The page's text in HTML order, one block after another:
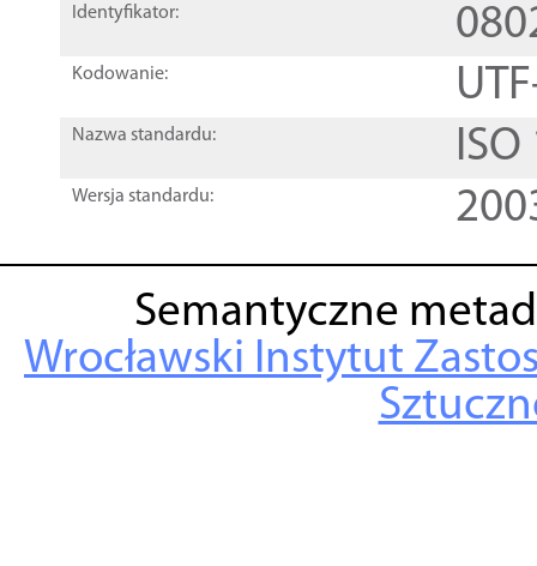
Identyfikator:
Kodowanie:
Nazwa standardu:
Wersja standardu:
Semantyczne
Wrocławski Instytut